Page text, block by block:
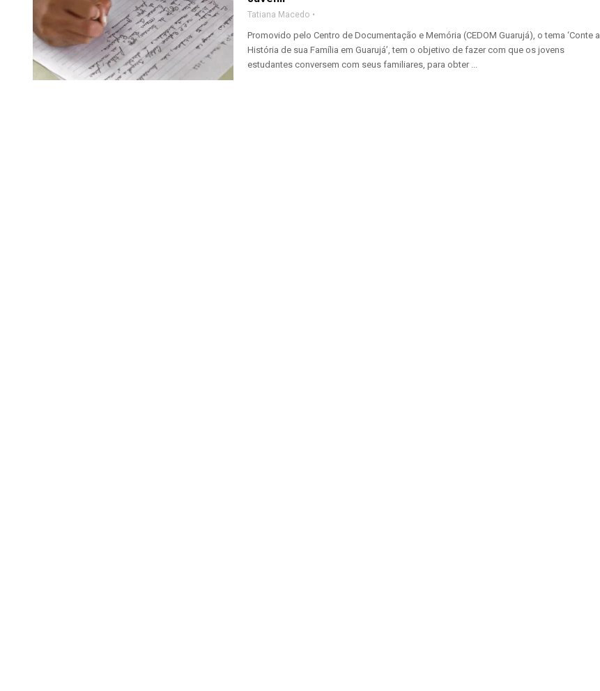
Tatiana Macedo
Promovido pelo Centro de Documentação e Memória (CEDOM Guarujá), o tema ‘Conte a
História de sua Família em Guarujá’, tem o objetivo de fazer com que os jovens
estudantes conversem com seus familiares, para obter ...